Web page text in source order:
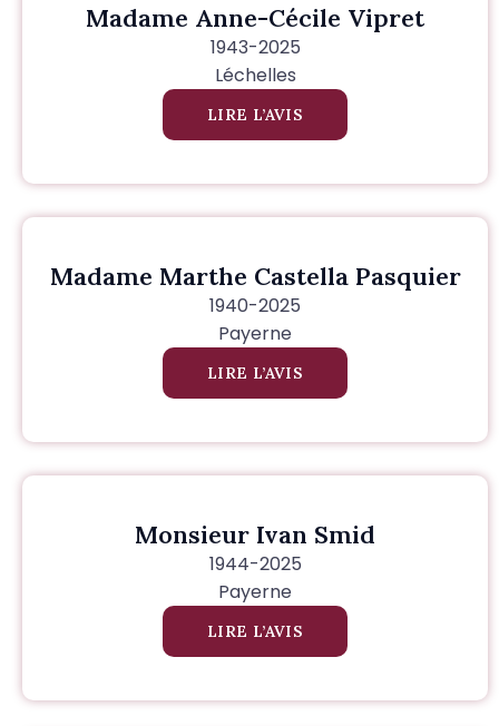
Madame Anne-Cécile Vipret
1943-2025
Léchelles
LIRE L’AVIS
Madame Marthe Castella Pasquier
1940-2025
Payerne
LIRE L’AVIS
Monsieur Ivan Smid
1944-2025
Payerne
LIRE L’AVIS